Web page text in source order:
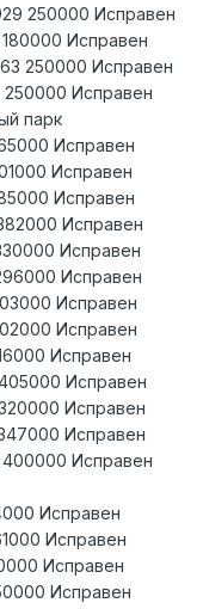
250000 Исправен
Исправен
250000 Исправен
250000 Исправен
парк
Исправен
Исправен
Исправен
Исправен
Исправен
Исправен
Исправен
Исправен
Исправен
Исправен
Исправен
Исправен
400000 Исправен
Исправен
Исправен
Исправен
Исправен